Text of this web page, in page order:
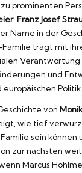
prominenten
, Franz Josef
Name in der
trägt mit
und
Politik
von
wie tief
sein können
zur nächsten
Marcus